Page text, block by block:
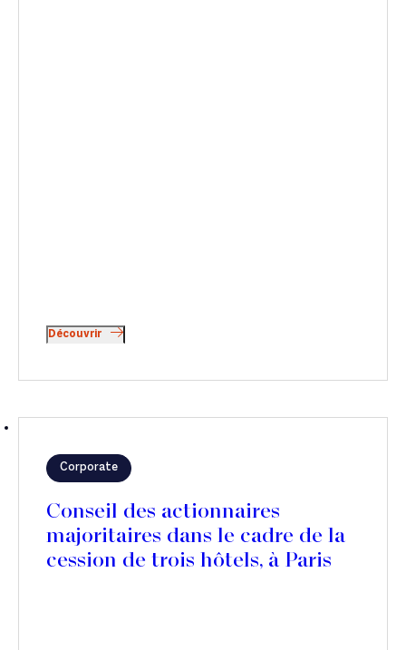
Découvrir
Corporate
Conseil des actionnaires
majoritaires dans le cadre de la
cession de trois hôtels, à Paris